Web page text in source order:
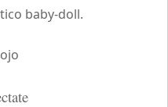
baby-doll.